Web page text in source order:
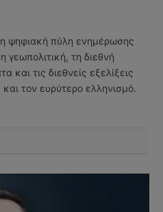
ψηφιακή πύλη ενημέρωσης
τη διεθνή
και τις διεθνείς εξελίξεις
τον ευρύτερο ελληνισμό.